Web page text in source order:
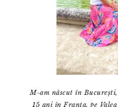
M-am născut în
15 ani în Franța, pe